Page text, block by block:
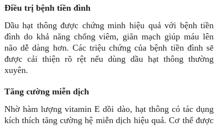
Điều trị bệnh tiền đình
Dầu hạt thông được chứng minh hiệu quả với bệnh tiền
đình do khả năng chống viêm, giãn mạch giúp máu lên
não dễ dàng hơn. Các triệu chứng của bệnh tiền đình sẽ
được cải thiện rõ rệt nếu dùng dầu hạt thông thường
xuyên.
Tăng cường miễn dịch
Nhờ hàm lượng vitamin E dồi dào, hạt thông có tác dụng
kích thích tăng cường hệ miễn dịch hiệu quả. Cơ thể được